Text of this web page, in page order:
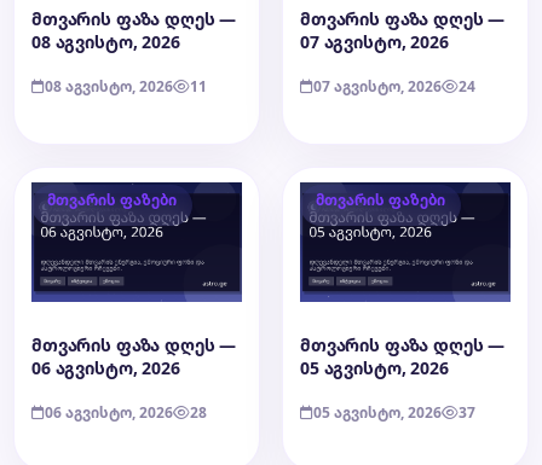
მთვარის ფაზა დღეს —
08 აგვისტო, 2026
08 აგვისტო, 2026 11
მთვარის ფაზა დღეს —
07 აგვისტო, 2026
07 აგვისტო, 2026 24
მთვარის ფაზები
მთვარის ფაზა დღეს —
06 აგვისტო, 2026
06 აგვისტო, 2026 28
მთვარის ფაზები
მთვარის ფაზა დღეს —
05 აგვისტო, 2026
05 აგვისტო, 2026 37